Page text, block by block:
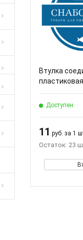
Втулка
Доступен
11 руб. за 1
Остаток: 23